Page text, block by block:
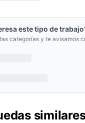
este tipo de
categorías y te avisamos